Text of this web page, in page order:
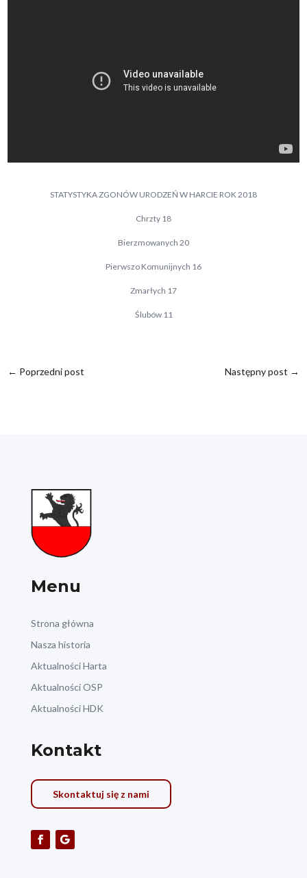
STATYSTYKA ZGONÓW URODZEŃ W HARCIE ROK 2018
Chrzty 18
Bierzmowanych 20
Pierwszo Komunijnych 16
Zmarłych 17
Ślubów 11
← Poprzedni post Następny post →
Menu
Strona główna
Nasza historia
Aktualności Harta
Aktualności OSP
Aktualności HDK
Kontakt
Skontaktuj się z nami